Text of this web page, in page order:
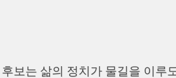
보는 삶의 정치가 물길을 이루